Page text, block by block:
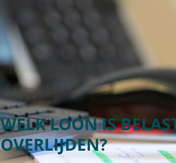
WELK LOON IS
OVERLIJDEN?